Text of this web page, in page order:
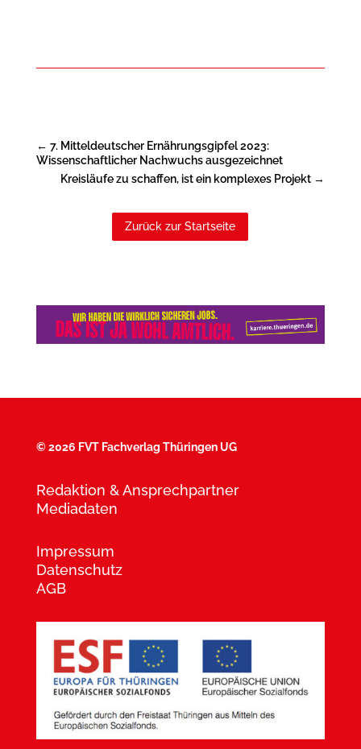
← 7. Mitteldeutscher Ernährungsgipfel 2023:
Wissenschaftlicher Nachwuchs ausgezeichnet
Kreisläufe zu schaffen, ist ein komplexes Projekt →
Zurück zur Startseite
©2026 FVT Fachverlag Thüringen UG
Redaktion & Ansprechpartner
Mediadaten
Impressum
Datenschutz
AGB